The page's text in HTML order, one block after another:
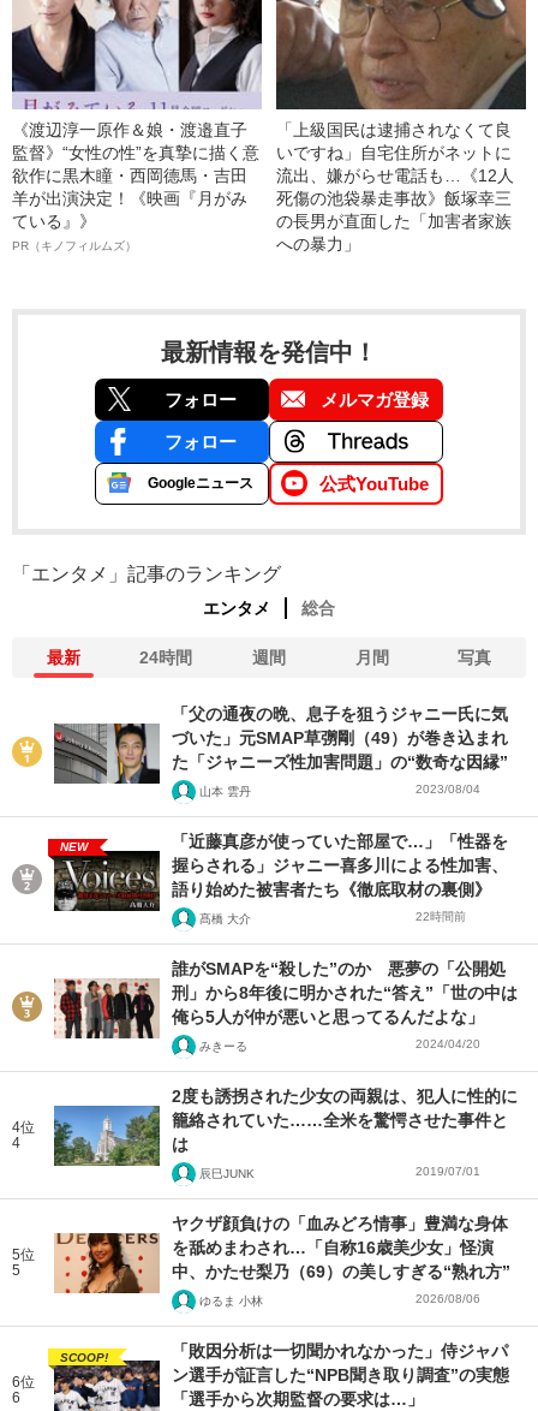
《渡辺淳一原作＆娘・渡邉直子
監督》“女性の性”を真摯に描く意
欲作に黒木瞳・西岡德馬・吉田
羊が出演決定！《映画『月がみ
ている』》
PR（キノフィルムズ）
「上級国民は逮捕されなくて良
いですね」自宅住所がネットに
流出、嫌がらせ電話も…《12人
死傷の池袋暴走事故》飯塚幸三
の長男が直面した「加害者家族
への暴力」
最新情報を発信中！
フォロー メルマガ登録
フォロー
Googleニュース 公式YouTube
「エンタメ」記事のランキング
エンタメ 総合
最新 24時間 週間 月間 写真
「父の通夜の晩、息子を狙うジャニー氏に気
づいた」元SMAP草彅剛（49）が巻き込まれ
た「ジャニーズ性加害問題」の“数奇な因縁”
山本 雲丹 2023/08/04
NEW
「近藤真彦が使っていた部屋で…」「性器を
握らされる」ジャニー喜多川による性加害、
語り始めた被害者たち《徹底取材の裏側》
髙橋 大介 22時間前
誰がSMAPを“殺した”のか 悪夢の「公開処
刑」から8年後に明かされた“答え”「世の中は
俺ら5人が仲が悪いと思ってるんだよな」
みきーる 2024/04/20
4位
4
2度も誘拐された少女の両親は、犯人に性的に
籠絡されていた……全米を驚愕させた事件と
は
辰巳JUNK 2019/07/01
5位
5
ヤクザ顔負けの「血みどろ情事」豊満な身体
を舐めまわされ…「自称16歳美少女」怪演
中、かたせ梨乃（69）の美しすぎる“熟れ方”
ゆるま 小林 2026/08/06
6位
6
SCOOP!
「敗因分析は一切聞かれなかった」侍ジャパ
ン選手が証言した“NPB聞き取り調査”の実態
「選手から次期監督の要求は…」